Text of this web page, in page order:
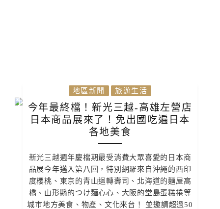
地區新聞 旅遊生活
今年最終檔！新光三越-高雄左營店
日本商品展來了！免出國吃遍日本
各地美食
新光三越週年慶檔期最受消費大眾喜愛的日本商
品展今年邁入第八回，特別網羅來自沖繩的西印
度櫻桃、東京的青山迴轉壽司、北海道的麵屋高
橋、山形縣的つけ麺心心、大阪的堂島蛋糕捲等
城市地方美食、物產、文化來台！ 並邀請超過50